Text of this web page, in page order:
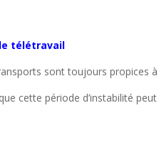
télétravail
sont toujours propices
cette période d’instabilité